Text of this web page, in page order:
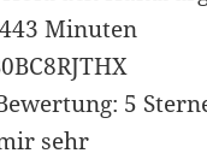
Minuten
5
sehr